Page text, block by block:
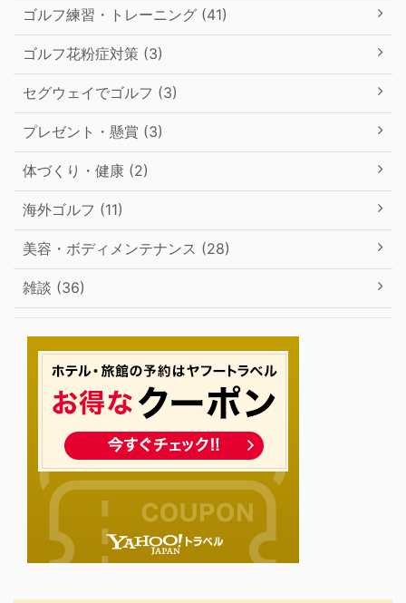
ゴルフ練習・トレーニング (41)
ゴルフ花粉症対策 (3)
セグウェイでゴルフ (3)
プレゼント・懸賞 (3)
体づくり・健康 (2)
海外ゴルフ (11)
美容・ボディメンテナンス (28)
雑談 (36)